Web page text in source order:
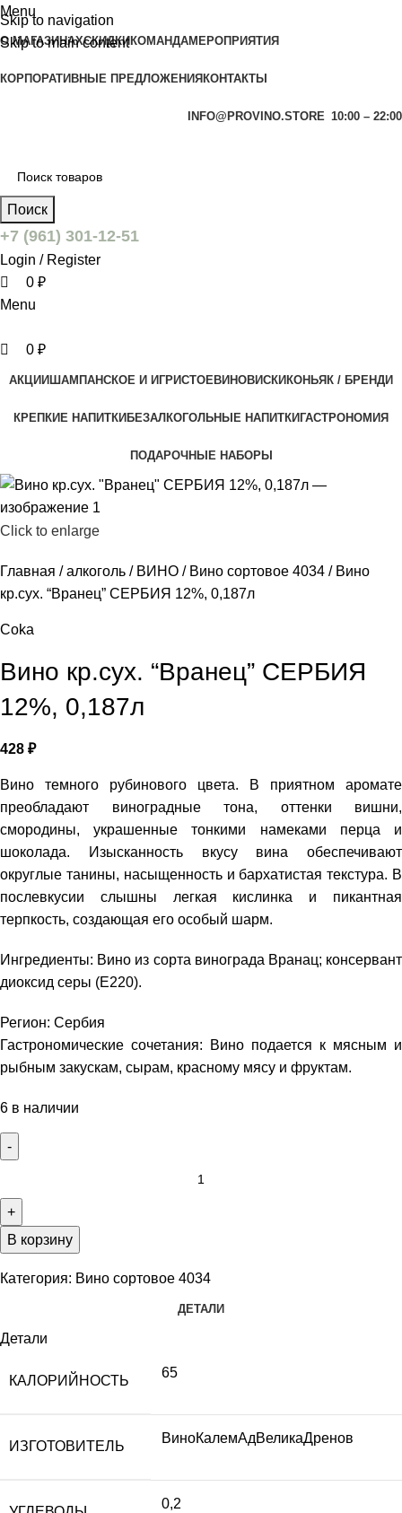
Skip to navigation
Skip to main content
Menu
О МАГАЗИНАХСКИДКИКОМАНДАМЕРОПРИЯТИЯ
КОРПОРАТИВНЫЕ ПРЕДЛОЖЕНИЯ КОНТАКТЫ
INFO@PROVINO.STORE 10:00 – 22:00
Поиск
+7 (961) 301-12-51
Login / Register
0 ₽
Menu
0 ₽
АКЦИИШАМПАНСКОЕ И ИГРИСТОЕВИНОВИСКИКОНЬЯК / БРЕНДИ
КРЕПКИЕ НАПИТКИБЕЗАЛКОГОЛЬНЫЕ НАПИТКИГАСТРОНОМИЯ
ПОДАРОЧНЫЕ НАБОРЫ
Click to enlarge
Главная алкоголь ВИНО Вино сортовое 4034
Вино
кр.сух. “Вранец” СЕРБИЯ 12%, 0,187л
Coka
Вино кр.сух. “Вранец” СЕРБИЯ
12%, 0,187л
428 ₽
Вино темного рубинового цвета. В приятном аромате
преобладают виноградные тона, оттенки вишни,
смородины, украшенные тонкими намеками перца и
шоколада. Изысканность вкусу вина обеспечивают
округлые танины, насыщенность и бархатистая текстура. В
послевкусии слышны легкая кислинка и пикантная
терпкость, создающая его особый шарм.
Ингредиенты: Вино из сорта винограда Вранац; консервант
диоксид серы (Е220).
Регион: Сербия
Гастрономические сочетания: Вино подается к мясным и
рыбным закускам, сырам, красному мясу и фруктам.
6 в наличии
В корзину
Категория: Вино сортовое 4034
ДЕТАЛИ
Детали
КАЛОРИЙНОСТЬ
65
ИЗГОТОВИТЕЛЬ
ВиноКалемАдВеликаДренов
0,2